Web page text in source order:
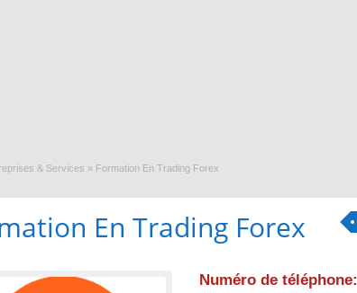
& Services » Formation En Trading Forex
En Trading Forex
Numéro de téléphone: